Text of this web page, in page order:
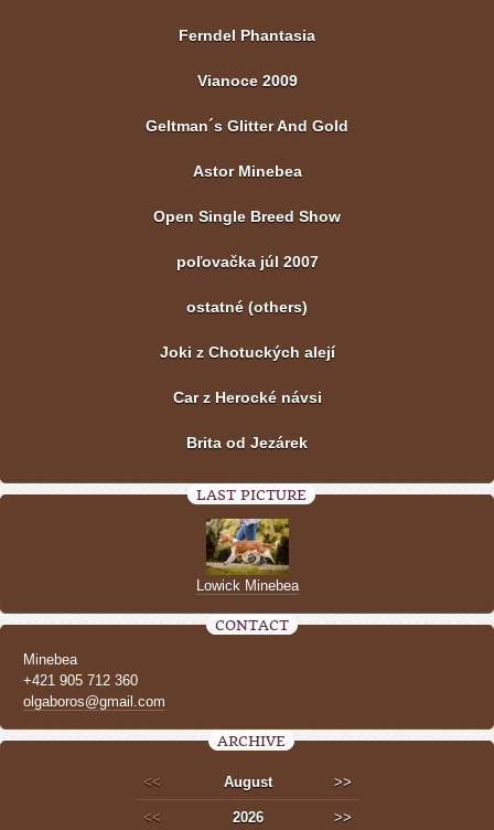
Ferndel Phantasia
Vianoce 2009
Geltman´s Glitter And Gold
Astor Minebea
Open Single Breed Show
poľovačka júl 2007
ostatné (others)
Joki z Chotuckých alejí
Car z Herocké návsi
Brita od Jezárek
LAST PICTURE
Lowick Minebea
CONTACT
Minebea
+421 905 712 360
olgaboros@gmail.com
ARCHIVE
<< August >>
<< 2026 >>